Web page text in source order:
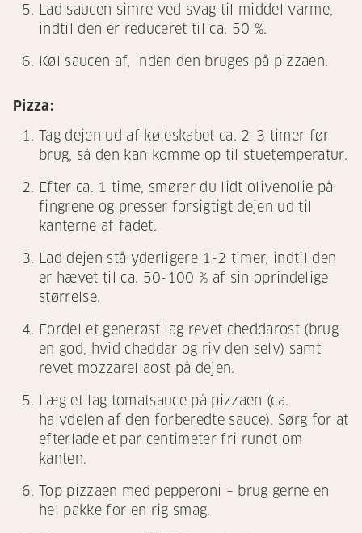
Lad saucen simre ved svag til middel varme,
indtil den er reduceret til ca. 50 %.
Køl saucen af, inden den bruges på pizzaen.
Pizza:
Tag dejen ud af køleskabet ca. 2-3 timer før
brug, så den kan komme op til stuetemperatur.
Efter ca. 1 time, smører du lidt olivenolie på
fingrene og presser forsigtigt dejen ud til
kanterne af fadet.
Lad dejen stå yderligere 1-2 timer, indtil den
er hævet til ca. 50-100 % af sin oprindelige
størrelse.
Fordel et generøst lag revet cheddarost (brug
en god, hvid cheddar og riv den selv) samt
revet mozzarellaost på dejen.
Læg et lag tomatsauce på pizzaen (ca.
halvdelen af den forberedte sauce). Sørg for at
efterlade et par centimeter fri rundt om
kanten.
Top pizzaen med pepperoni – brug gerne en
hel pakke for en rig smag.